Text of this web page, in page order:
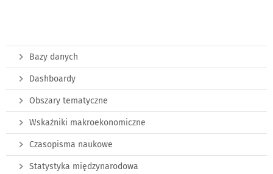
Bazy danych
Dashboardy
Obszary tematyczne
Wskaźniki makroekonomiczne
Czasopisma naukowe
Statystyka międzynarodowa